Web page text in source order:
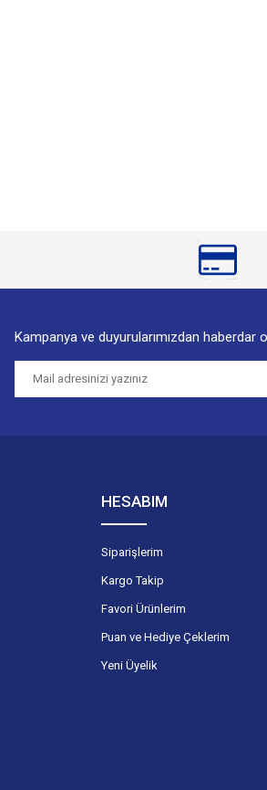
Kampanya ve duyurularımızdan haberdar
HESABIM
Siparişlerim
Kargo Takip
Favori Ürünlerim
Puan ve Hediye Çeklerim
Yeni Üyelik